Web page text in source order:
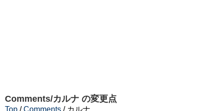
Comments/カルナ の変更点
Top /Comments / カルナ